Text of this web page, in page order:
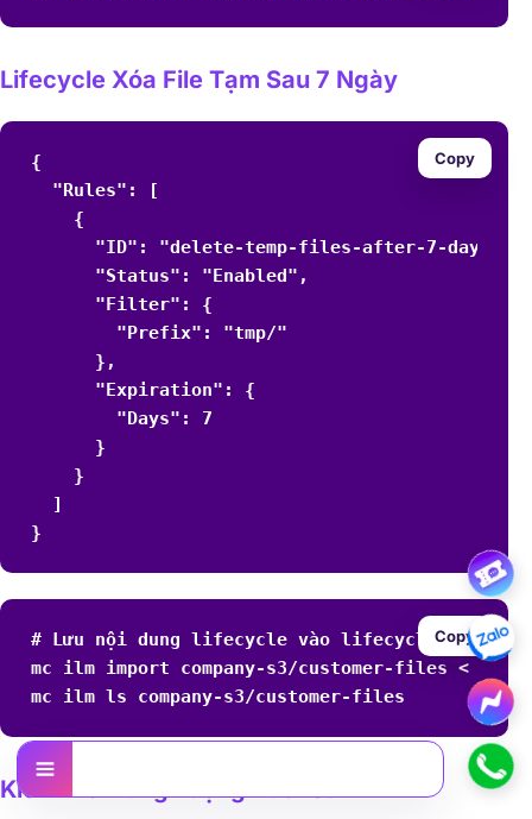
Nội dung
Lifecycle Xóa File Tạm Sau 7 Ngày
{
  "Rules": [
    {
      "ID": "delete-temp-files-after-7-days",
      "Status": "Enabled",
      "Filter": {
        "Prefix": "tmp/"
      },
      "Expiration": {
        "Days": 7
      }
    }
  ]
}
Copy
# Lưu nội dung lifecycle vào lifecycle.json
mc ilm import company-s3/customer-files <
mc ilm ls company-s3/customer-files
Copy
Kiểm Tra Dung Lượng Bucket